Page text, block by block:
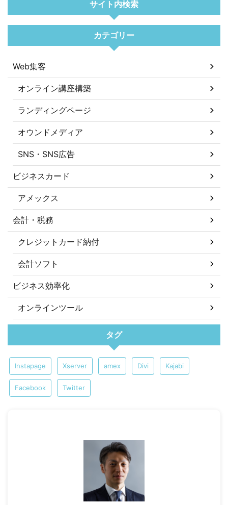
サイト内検索
カテゴリー
Web集客
オンライン講座構築
ランディングページ
オウンドメディア
SNS・SNS広告
ビジネスカード
アメックス
会計・税務
クレジットカード納付
会計ソフト
ビジネス効率化
オンラインツール
タグ
Instapage Xserver amex Divi Kajabi
Facebook Twitter